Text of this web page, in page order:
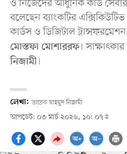
ও নিজেদের আধুনিক কার্ড
বলেছেন ব্যাংকটির
কার্ডস ও ডিজিটাল
মোস্তফা মোশাররফ।
নিজামী।
লেখা: তারেক মাহমুদ নিজামী
আপডেট: ০৩ মার্চ ২০২৬, ১০: ০৭